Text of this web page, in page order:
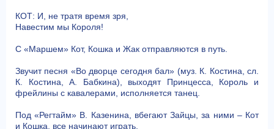
КОТ: И, не тратя время зря,
Навестим мы Короля!
С «Маршем» Кот, Кошка и Жак отправляются в путь.
Звучит песня «Во дворце сегодня бал» (муз. К. Костина, сл.
К. Костина, А. Бабкина), выходят Принцесса, Король и
фрейлины с кавалерами, исполняется танец.
Под «Регтайм» В. Казенина, вбегают Зайцы, за ними – Кот
и Кошка, все начинают играть.